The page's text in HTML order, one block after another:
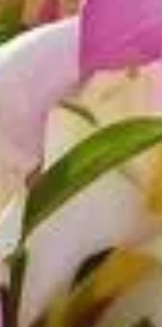
sa floraison généreuse et
idéale pour enrichir
naturels les plus
pour le laurier-rose